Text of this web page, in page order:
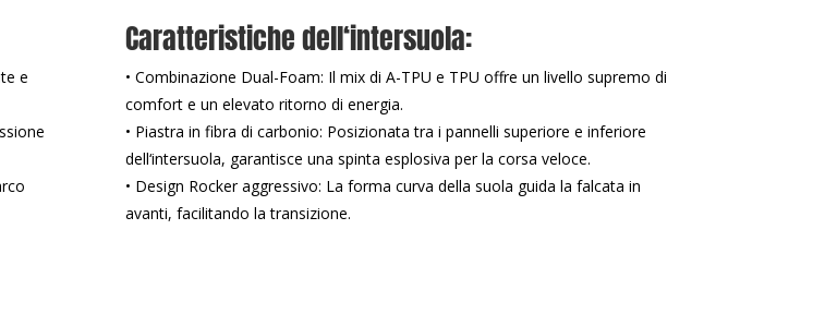
e
Caratteristiche dell‘intersuola:
• Combinazione Dual-Foam: Il mix di A-TPU e TPU offre un livello supremo di
comfort e un elevato ritorno di energia.
• Piastra in fibra di carbonio: Posizionata tra i pannelli superiore e inferiore
dell‘intersuola, garantisce una spinta esplosiva per la corsa veloce.
• Design Rocker aggressivo: La forma curva della suola guida la falcata in
avanti, facilitando la transizione.